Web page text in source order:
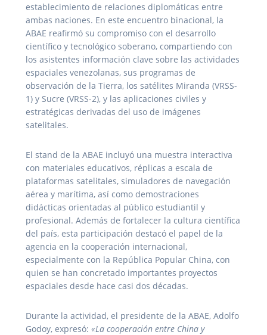
establecimiento de relaciones diplomáticas entre
ambas naciones. En este encuentro binacional, la
ABAE reafirmó su compromiso con el desarrollo
científico y tecnológico soberano, compartiendo con
los asistentes información clave sobre las actividades
espaciales venezolanas, sus programas de
observación de la Tierra, los satélites Miranda (VRSS-
1) y Sucre (VRSS-2), y las aplicaciones civiles y
estratégicas derivadas del uso de imágenes
satelitales.
El stand de la ABAE incluyó una muestra interactiva
con materiales educativos, réplicas a escala de
plataformas satelitales, simuladores de navegación
aérea y marítima, así como demostraciones
didácticas orientadas al público estudiantil y
profesional. Además de fortalecer la cultura científica
del país, esta participación destacó el papel de la
agencia en la cooperación internacional,
especialmente con la República Popular China, con
quien se han concretado importantes proyectos
espaciales desde hace casi dos décadas.
Durante la actividad, el presidente de la ABAE, Adolfo
Godoy, expresó: «La cooperación entre China y